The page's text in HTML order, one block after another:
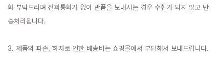
화 부탁드리며 전화통화가 없이 반품을 보내시는 경우 수취가 되지 않고 반
송처리됩니다.
3. 제품의 파손, 하자로 인한 배송비는 쇼핑몰에서 부담해서 보내드립니다.